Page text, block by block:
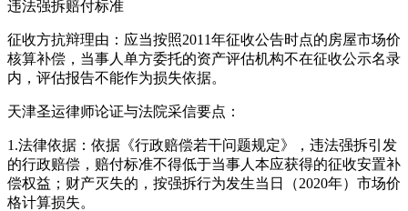
违法强拆赔付标准
征收方抗辩理由：应当按照2011年征收公告时点的房屋市场价
核算补偿，当事人单方委托的资产评估机构不在征收公示名录
内，评估报告不能作为损失依据。
天津圣运律师论证与法院采信要点：
1.法律依据：依据《行政赔偿若干问题规定》，违法强拆引发
的行政赔偿，赔付标准不得低于当事人本应获得的征收安置补
偿权益；财产灭失的，按强拆行为发生当日（2020年）市场价
格计算损失。